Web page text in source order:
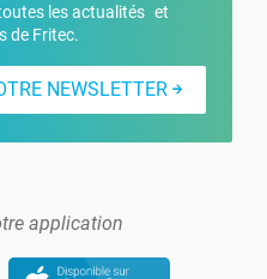
les actualités et
de Fritec.
NEWSLETTER
application